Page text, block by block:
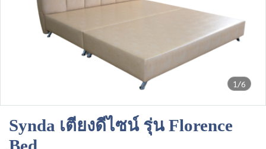
1/6
Synda เตียงดีไซน์ รุ่น Florence